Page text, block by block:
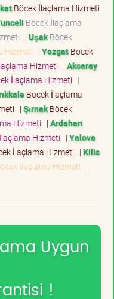
Böcek İlaçlama Hizmeti
Böcek İlaçlama
| UşakBöcek
Hizmeti | YozgatBöcek
Hizmeti | Aksaray
İlaçlama Hizmeti |
Böcek İlaçlama
| ŞırnakBöcek
Hizmeti | Ardahan
Hizmeti | Yalova
İlaçlama Hizmeti | Kilis
İlaçlama Hizmeti |
Uygun
!